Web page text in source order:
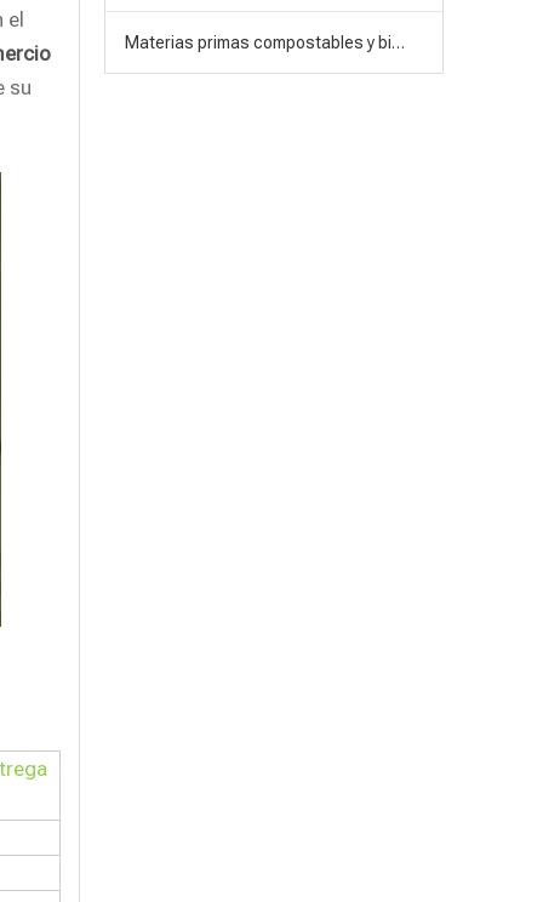
su
Materias primas compostables y biodegradables